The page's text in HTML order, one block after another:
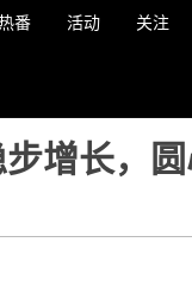
番 活动 关注
增长，